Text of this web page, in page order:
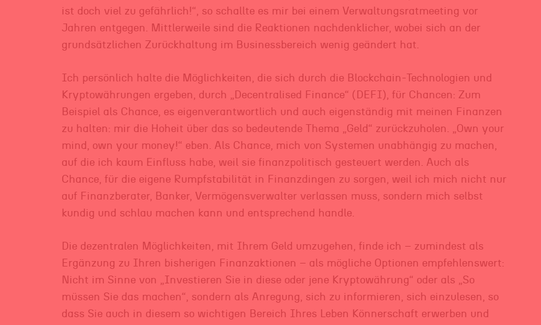
ist doch viel zu gefährlich!“, so schallte es mir bei einem Verwaltungsratmeeting vor
Jahren entgegen. Mittlerweile sind die Reaktionen nachdenklicher, wobei sich an der
grundsätzlichen Zurückhaltung im Businessbereich wenig geändert hat.
Ich persönlich halte die Möglichkeiten, die sich durch die Blockchain-Technologien und
Kryptowährungen ergeben, durch „Decentralised Finance“ (DEFI), für Chancen: Zum
Beispiel als Chance, es eigenverantwortlich und auch eigenständig mit meinen Finanzen
zu halten: mir die Hoheit über das so bedeutende Thema „Geld“ zurückzuholen. „Own your
mind, own your money!“ eben. Als Chance, mich von Systemen unabhängig zu machen,
auf die ich kaum Einfluss habe, weil sie finanzpolitisch gesteuert werden. Auch als
Chance, für die eigene Rumpfstabilität in Finanzdingen zu sorgen, weil ich mich nicht nur
auf Finanzberater, Banker, Vermögensverwalter verlassen muss, sondern mich selbst
kundig und schlau machen kann und entsprechend handle.
Die dezentralen Möglichkeiten, mit Ihrem Geld umzugehen, finde ich – zumindest als
Ergänzung zu Ihren bisherigen Finanzaktionen – als mögliche Optionen empfehlenswert:
Nicht im Sinne von „Investieren Sie in diese oder jene Kryptowährung“ oder als „So
müssen Sie das machen“, sondern als Anregung, sich zu informieren, sich einzulesen, so
dass Sie auch in diesem so wichtigen Bereich Ihres Leben Könnerschaft erwerben und